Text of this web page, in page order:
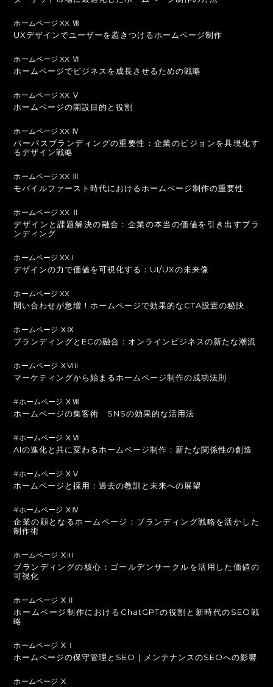
ホームページ XX Ⅶ
UXデザインでユーザーを惹きつけるホームページ制作
ホームページ XX Ⅵ
ホームページでビジネスを成長させるための戦略
ホームページ XX Ⅴ
ホームページの開設目的と役割
ホームページ XX Ⅳ
パーパスブランディングの重要性：企業のビジョンを具現化す
るデザイン戦略
ホームページ XX Ⅲ
モバイルファースト時代におけるホームページ制作の重要性
ホームページ XX Ⅱ
デザインと課題解決の融合：企業の本当の価値を引き出すブラ
ンディング
ホームページ XX I
デザインの力で価値を可視化する：UI/UXの未来像
ホームページ XX
問い合わせが急増！ホームページで効果的なCTA設置の秘訣
ホームページ ⅩⅨ
ブランディングとECの融合：オンラインビジネスの新たな潮流
ホームページ ⅩVIII
マーケティングから始まるホームページ制作の成功法則
#ホームページ ⅩⅦ
ホームページの集客術 SNSの効果的な活用法
#ホームページ ⅩⅥ
AIの進化と共に変わるホームページ制作：新たな関係性の創造
#ホームページ ⅩⅤ
ホームページと採用：過去の教訓と未来への展望
#ホームページ ⅩⅣ
企業の顔となるホームページ：ブランディング戦略を活かした
制作術
ホームページ ⅩIII
ブランディングの核心：ゴールデンサークルを活用した価値の
可視化
ホームページ ⅩⅡ
ホームページ制作におけるChatGPTの役割と新時代のSEO戦
略
ホームページ ⅩⅠ
ホームページの保守管理とSEO｜メンテナンスのSEOへの影響
ホームページ Ⅹ